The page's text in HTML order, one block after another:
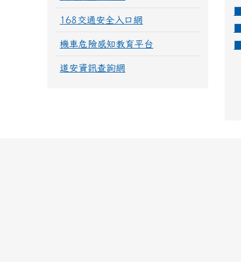
168交通安全入口網
機車危險感知教育平台
道安資訊查詢網